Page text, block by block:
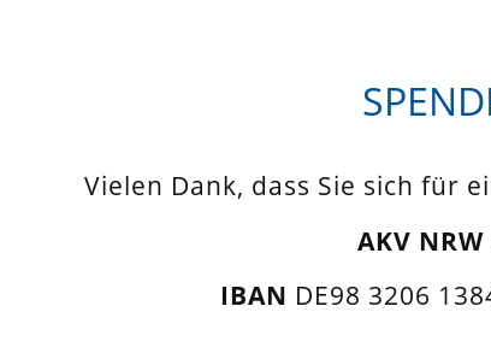
Vielen Dank, dass Sie sich für
AKV NRW
IBAN DE98 3206